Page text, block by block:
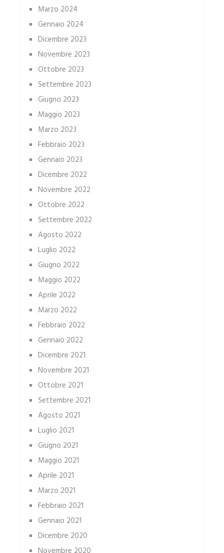
Marzo 2024
Gennaio 2024
Dicembre 2023
Novembre 2023
Ottobre 2023
Settembre 2023
Giugno 2023
Maggio 2023
Marzo 2023
Febbraio 2023
Gennaio 2023
Dicembre 2022
Novembre 2022
Ottobre 2022
Settembre 2022
Agosto 2022
Luglio 2022
Giugno 2022
Maggio 2022
Aprile 2022
Marzo 2022
Febbraio 2022
Gennaio 2022
Dicembre 2021
Novembre 2021
Ottobre 2021
Settembre 2021
Agosto 2021
Luglio 2021
Giugno 2021
Maggio 2021
Aprile 2021
Marzo 2021
Febbraio 2021
Gennaio 2021
Dicembre 2020